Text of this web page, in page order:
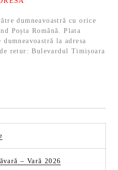
dumneavoastră cu orice
Poșta Română. Plata
la adresa
retur: Bulevardul Timișoara
– Vară 2026